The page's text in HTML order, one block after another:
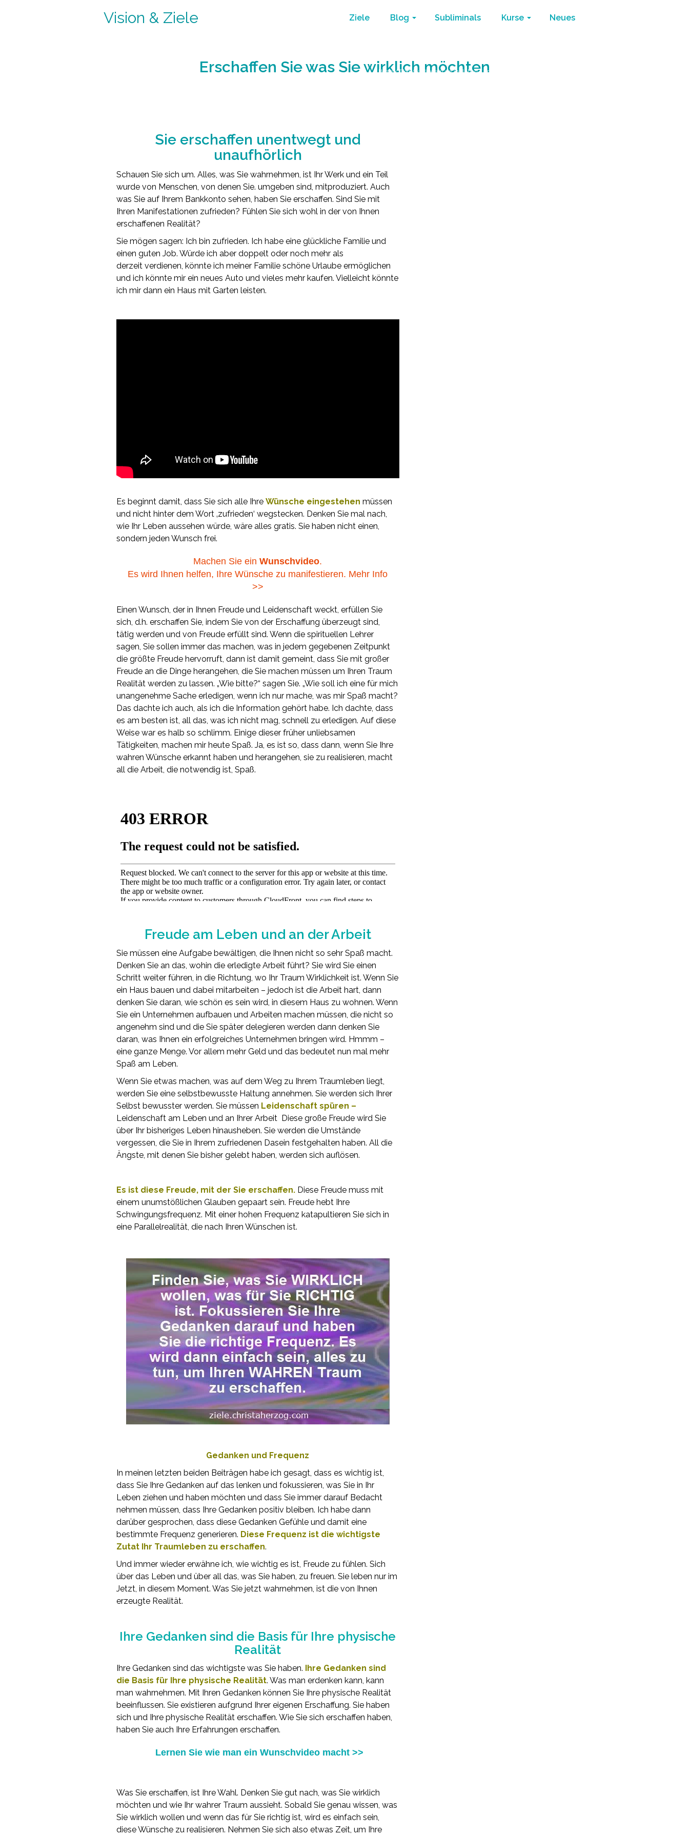
Vision & Ziele Ziele Blog Subliminals Kurse Neues
Erschaffen Sie was Sie wirklich möchten
Home / Blog / verändern sie ihr leben / Erschaffen Sie was Sie wirklich möchten
Sie erschaffen unentwegt und
unaufhörlich
Schauen Sie sich um. Alles, was Sie wahrnehmen, ist Ihr Werk und ein Teil
wurde von Menschen, von denen Sie. umgeben sind, mitproduziert. Auch
was Sie auf Ihrem Bankkonto sehen, haben Sie erschaffen. Sind Sie mit
Ihren Manifestationen zufrieden? Fühlen Sie sich wohl in der von Ihnen
erschaffenen Realität?
Sie mögen sagen: Ich bin zufrieden. Ich habe eine glückliche Familie und
einen guten Job. Würde ich aber doppelt oder noch mehr als
derzeit verdienen, könnte ich meiner Familie schöne Urlaube ermöglichen
und ich könnte mir ein neues Auto und vieles mehr kaufen. Vielleicht könnte
ich mir dann ein Haus mit Garten leisten.
Es beginnt damit, dass Sie sich alle Ihre Wünsche eingestehen müssen
und nicht hinter dem Wort ‚zufrieden‘ wegstecken. Denken Sie mal nach,
wie Ihr Leben aussehen würde, wäre alles gratis. Sie haben nicht einen,
sondern jeden Wunsch frei.
Machen Sie ein Wunschvideo.
Es wird Ihnen helfen, Ihre Wünsche zu manifestieren. Mehr Info
>>
Einen Wunsch, der in Ihnen Freude und Leidenschaft weckt, erfüllen Sie
sich, d.h. erschaffen Sie, indem Sie von der Erschaffung überzeugt sind,
tätig werden und von Freude erfüllt sind. Wenn die spirituellen Lehrer
sagen, Sie sollen immer das machen, was in jedem gegebenen Zeitpunkt
die größte Freude hervorruft, dann ist damit gemeint, dass Sie mit großer
Freude an die Dinge herangehen, die Sie machen müssen um Ihren Traum
Realität werden zu lassen. „Wie bitte?“ sagen Sie. „Wie soll ich eine für mich
unangenehme Sache erledigen, wenn ich nur mache, was mir Spaß macht?
Das dachte ich auch, als ich die Information gehört habe. Ich dachte, dass
es am besten ist, all das, was ich nicht mag, schnell zu erledigen. Auf diese
Weise war es halb so schlimm. Einige dieser früher unliebsamen
Tätigkeiten, machen mir heute Spaß. Ja, es ist so, dass dann, wenn Sie Ihre
wahren Wünsche erkannt haben und herangehen, sie zu realisieren, macht
all die Arbeit, die notwendig ist, Spaß.
Freude am Leben und an der Arbeit
Sie müssen eine Aufgabe bewältigen, die Ihnen nicht so sehr Spaß macht.
Denken Sie an das, wohin die erledigte Arbeit führt? Sie wird Sie einen
Schritt weiter führen, in die Richtung, wo Ihr Traum Wirklichkeit ist. Wenn Sie
ein Haus bauen und dabei mitarbeiten – jedoch ist die Arbeit hart, dann
denken Sie daran, wie schön es sein wird, in diesem Haus zu wohnen. Wenn
Sie ein Unternehmen aufbauen und Arbeiten machen müssen, die nicht so
angenehm sind und die Sie später delegieren werden dann denken Sie
daran, was Ihnen ein erfolgreiches Unternehmen bringen wird. Hmmm –
eine ganze Menge. Vor allem mehr Geld und das bedeutet nun mal mehr
Spaß am Leben.
Wenn Sie etwas machen, was auf dem Weg zu Ihrem Traumleben liegt,
werden Sie eine selbstbewusste Haltung annehmen. Sie werden sich Ihrer
Selbst bewusster werden. Sie müssen Leidenschaft spüren –
Leidenschaft am Leben und an Ihrer Arbeit Diese große Freude wird Sie
über Ihr bisheriges Leben hinausheben. Sie werden die Umstände
vergessen, die Sie in Ihrem zufriedenen Dasein festgehalten haben. All die
Ängste, mit denen Sie bisher gelebt haben, werden sich auflösen.
Es ist diese Freude, mit der Sie erschaffen. Diese Freude muss mit
einem unumstößlichen Glauben gepaart sein. Freude hebt Ihre
Schwingungsfrequenz. Mit einer hohen Frequenz katapultieren Sie sich in
eine Parallelrealität, die nach Ihren Wünschen ist.
Gedanken und Frequenz
In meinen letzten beiden Beiträgen habe ich gesagt, dass es wichtig ist,
dass Sie Ihre Gedanken auf das lenken und fokussieren, was Sie in Ihr
Leben ziehen und haben möchten und dass Sie immer darauf Bedacht
nehmen müssen, dass Ihre Gedanken positiv bleiben. Ich habe dann
darüber gesprochen, dass diese Gedanken Gefühle und damit eine
bestimmte Frequenz generieren. Diese Frequenz ist die wichtigste
Zutat Ihr Traumleben zu erschaffen.
Und immer wieder erwähne ich, wie wichtig es ist, Freude zu fühlen. Sich
über das Leben und über all das, was Sie haben, zu freuen. Sie leben nur im
Jetzt, in diesem Moment. Was Sie jetzt wahrnehmen, ist die von Ihnen
erzeugte Realität.
Ihre Gedanken sind die Basis für Ihre physische
Realität
Ihre Gedanken sind das wichtigste was Sie haben. Ihre Gedanken sind
die Basis für Ihre physische Realität. Was man erdenken kann, kann
man wahrnehmen. Mit Ihren Gedanken können Sie Ihre physische Realität
beeinflussen. Sie existieren aufgrund Ihrer eigenen Erschaffung. Sie haben
sich und Ihre physische Realität erschaffen. Wie Sie sich erschaffen haben,
haben Sie auch Ihre Erfahrungen erschaffen.
Lernen Sie wie man ein Wunschvideo macht >>
Was Sie erschaffen, ist Ihre Wahl. Denken Sie gut nach, was Sie wirklich
möchten und wie Ihr wahrer Traum aussieht. Sobald Sie genau wissen, was
Sie wirklich wollen und wenn das für Sie richtig ist, wird es einfach sein,
diese Wünsche zu realisieren. Nehmen Sie sich also etwas Zeit, um Ihre